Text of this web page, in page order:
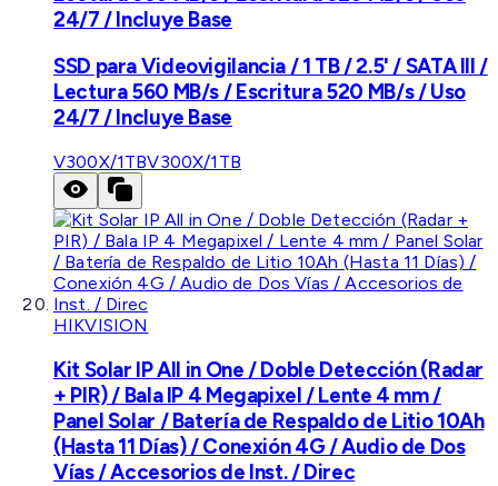
24/7 / Incluye Base
SSD para Videovigilancia / 1 TB / 2.5' / SATA III /
Lectura 560 MB/s / Escritura 520 MB/s / Uso
24/7 / Incluye Base
V300X/1TBV300X/1TB
HIKVISION
Kit Solar IP All in One / Doble Detección (Radar
+ PIR) / Bala IP 4 Megapixel / Lente 4 mm /
Panel Solar / Batería de Respaldo de Litio 10Ah
(Hasta 11 Días) / Conexión 4G / Audio de Dos
Vías / Accesorios de Inst. / Direc